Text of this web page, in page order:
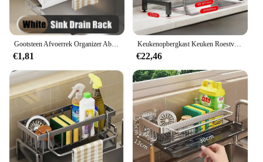
€1,81
Keukenopbergkast Keuken Roestvrijstalen afvoerplank Multi Organizer Kast Gootsteenrek boven de gootsteen Schotel Droogrek
€22,46